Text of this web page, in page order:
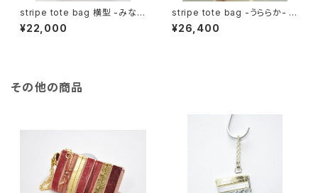
stripe tote bag 横型 -みな
も- ( silver )
¥22,000
stripe tote bag -うららか- (
gold )
¥26,400
その他の商品